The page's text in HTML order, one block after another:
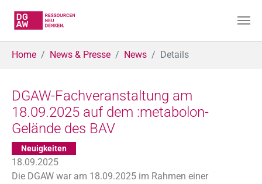
Home News & Presse News Details
DGAW-Fachveranstaltung am
18.09.2025 auf dem :metabolon-
Gelände des BAV
Neuigkeiten
18.09.2025
Die DGAW war am 18.09.2025 im Rahmen einer